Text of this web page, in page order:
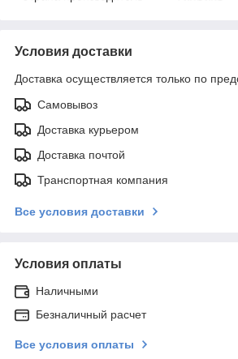
Условия доставки
Доставка осуществляется только по
Самовывоз
Доставка курьером
Доставка почтой
Транспортная компания
Все условия доставки
Условия оплаты
Наличными
Безналичный расчет
Все условия оплаты